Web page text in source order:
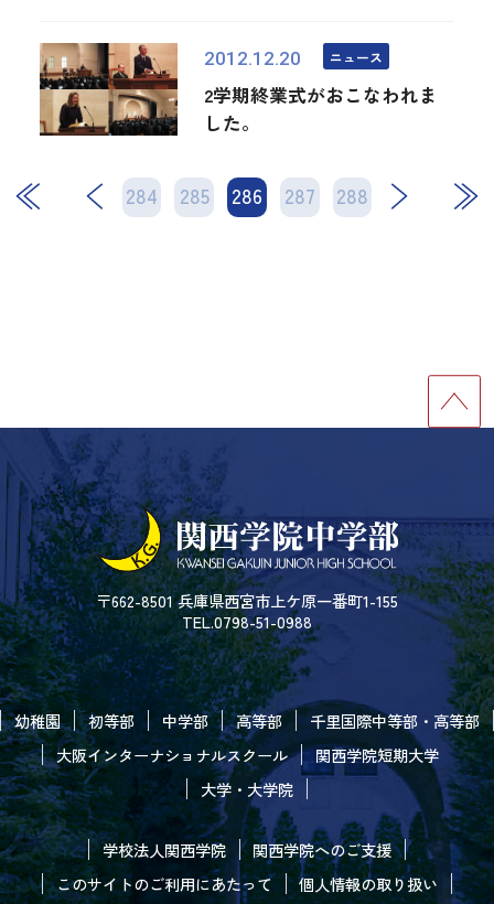
2012.12.20 ニュース
2学期終業式がおこなわれま
した。
284 285 286 287 288
次 最後
〒662-8501 兵庫県西宮市上ケ原一番町1-155
TEL.0798-51-0988
幼稚園 初等部 中学部 高等部
千里国際中等部・高等部
大阪インターナショナルスクール
関西学院短期大学
大学・大学院
学校法人関西学院
関西学院へのご支援
このサイトのご利用にあたって
個人情報の取り扱い